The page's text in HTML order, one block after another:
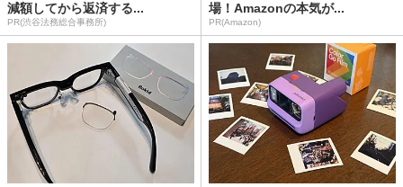
減額してから返済する...
PR(渋谷法務総合事務所)
場！Amazonの本気が...
PR(Amazon)